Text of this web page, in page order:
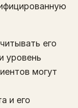
его
уровень
могут
и его